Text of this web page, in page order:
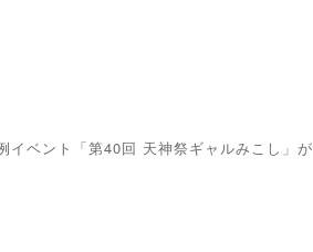
イベント「第40回 天神祭ギャルみこし」が